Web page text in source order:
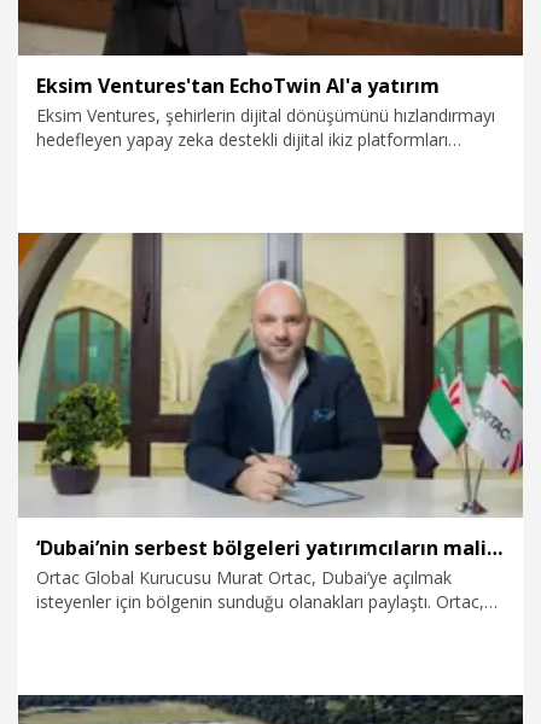
Eksim Ventures'tan EchoTwin AI'a yatırım
Eksim Ventures, şehirlerin dijital dönüşümünü hızlandırmayı
hedefleyen yapay zeka destekli dijital ikiz platformları
geçme' kabiliyetine kavuşturan çözümleriyle altyapı
yönetiminden çevresel güvenliğe kadar geniş bir alanda
dönüşüme olanak tanıdığı ifade edildi.
24.09.2025 Kurumsal
‘Dubai’nin serbest bölgeleri yatırımcıların maliyetlerini azaltıyor’
Ortac Global Kurucusu Murat Ortac, Dubai’ye açılmak
isteyenler için bölgenin sunduğu olanakları paylaştı. Ortac,